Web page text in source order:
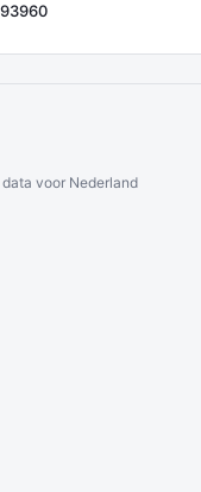
voor Nederland